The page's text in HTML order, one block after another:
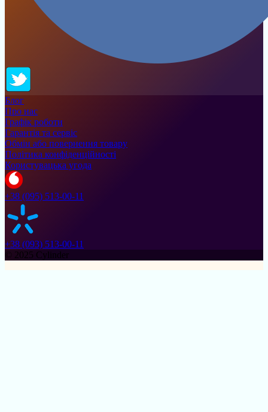
Блог
Про нас
Графік роботи
Гарантія та сервіс
Обмін або повернення товару
Політика конфіденційності
Користувацька угода
+38 (095) 513-00-11
+38 (093) 513-00-11
© 2025 Cylinder